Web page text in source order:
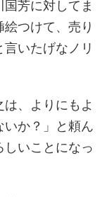
芳に対してま
つけて、売り
いたげなノリ
は、よりにもよ
いか？」と頼ん
いことになっ